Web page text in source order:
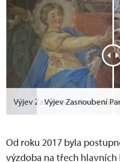
Výjev Zasnoubení Panny
Výjev Zasnoubení
Od roku 2017 byla
výzdoba na třech